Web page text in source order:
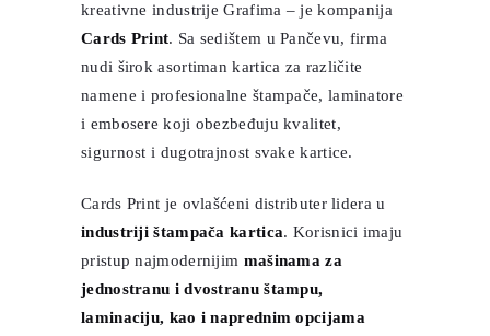
kreativne industrije Grafima – je kompanija
Cards Print. Sa sedištem u Pančevu, firma
nudi širok asortiman kartica za različite
namene i profesionalne štampače, laminatore
i embosere koji obezbeđuju kvalitet,
sigurnost i dugotrajnost svake kartice.
Cards Print je ovlašćeni distributer lidera u
industriji štampača kartica. Korisnici imaju
pristup najmodernijim mašinama za
jednostranu i dvostranu štampu,
laminaciju, kao i naprednim opcijama